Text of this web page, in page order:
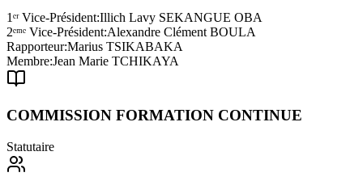
1ᵉʳ Vice-Président:Illich Lavy SEKANGUE OBA
2ᵉᵐᵉ Vice-Président:Alexandre Clément BOULA
Rapporteur:Marius TSIKABAKA
Membre:Jean Marie TCHIKAYA
COMMISSION FORMATION CONTINUE
Statutaire